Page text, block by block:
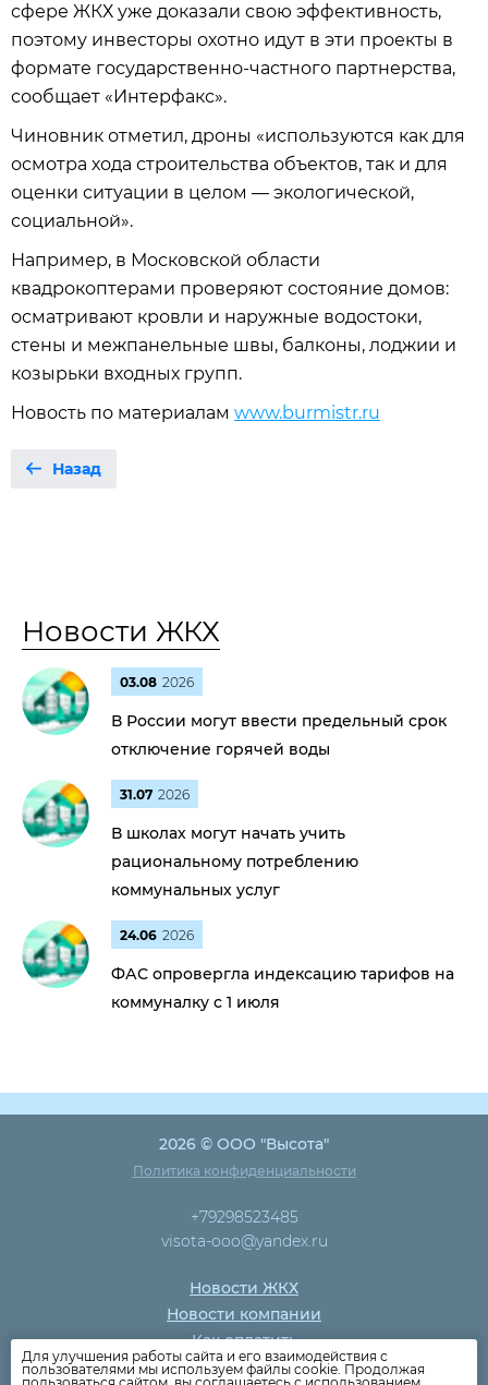
сфере ЖКХ уже доказали свою эффективность,
поэтому инвесторы охотно идут в эти проекты в
формате государственно-частного партнерства,
сообщает «Интерфакс».
Чиновник отметил, дроны «используются как для
осмотра хода строительства объектов, так и для
оценки ситуации в целом — экологической,
социальной».
Например, в Московской области
квадрокоптерами проверяют состояние домов:
осматривают кровли и наружные водостоки,
стены и межпанельные швы, балконы, лоджии и
козырьки входных групп.
Новость по материалам www.burmistr.ru
Назад
Новости ЖКХ
03.08 2026
В России могут ввести предельный срок
отключение горячей воды
31.07 2026
В школах могут начать учить
рациональному потреблению
коммунальных услуг
24.06 2026
ФАС опровергла индексацию тарифов на
коммуналку с 1 июля
2026 © ООО "Высота"
Политика конфиденциальности
+79298523485
visota-ooo@yandex.ru
Новости ЖКХ
Новости компании
Как оплатить
Дома
Для улучшения работы сайта и его взаимодействия с
пользователями мы используем файлы cookie. Продолжая